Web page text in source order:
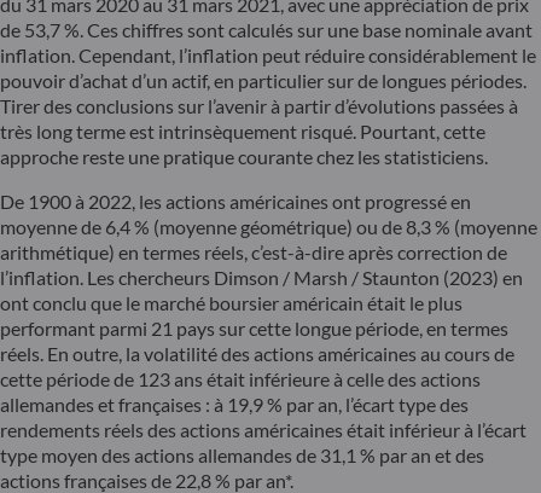
de 53,7 %. Ces chiffres sont calculés sur une base nominale avant
inflation. Cependant, l’inflation peut réduire considérablement le
pouvoir d’achat d’un actif, en particulier sur de longues périodes.
Tirer des conclusions sur l’avenir à partir d’évolutions passées à
très long terme est intrinsèquement risqué. Pourtant, cette
approche reste une pratique courante chez les statisticiens.
De 1900 à 2022, les actions américaines ont progressé en
moyenne de 6,4 % (moyenne géométrique) ou de 8,3 % (moyenne
arithmétique) en termes réels, c’est-à-dire après correction de
l’inflation. Les chercheurs Dimson / Marsh / Staunton (2023) en
ont conclu que le marché boursier américain était le plus
performant parmi 21 pays sur cette longue période, en termes
réels. En outre, la volatilité des actions américaines au cours de
cette période de 123 ans était inférieure à celle des actions
allemandes et françaises : à 19,9 % par an, l’écart type des
rendements réels des actions américaines était inférieur à l’écart
type moyen des actions allemandes de 31,1 % par an et des
actions françaises de 22,8 % par an*.